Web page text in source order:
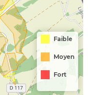
Faible
Moyen
Fort